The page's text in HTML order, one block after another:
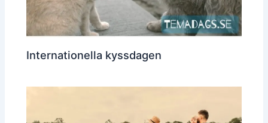
Internationella kyssdagen